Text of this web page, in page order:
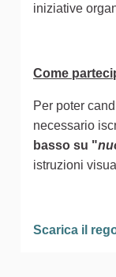
iniziative
Come
Per poter
necessario
basso su "
istruzioni
Scarica il